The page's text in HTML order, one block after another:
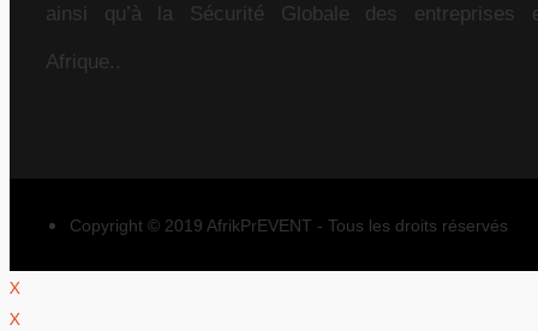
ainsi qu’à la Sécurité Globale des entreprises
Afrique..
Copyright © 2019 AfrikPrEVENT - Tous les droits réservés
X
X